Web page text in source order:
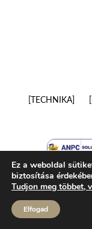
TECHNIKA
Ez a weboldal
biztosítása
Tudjon meg többet,
Elfogad